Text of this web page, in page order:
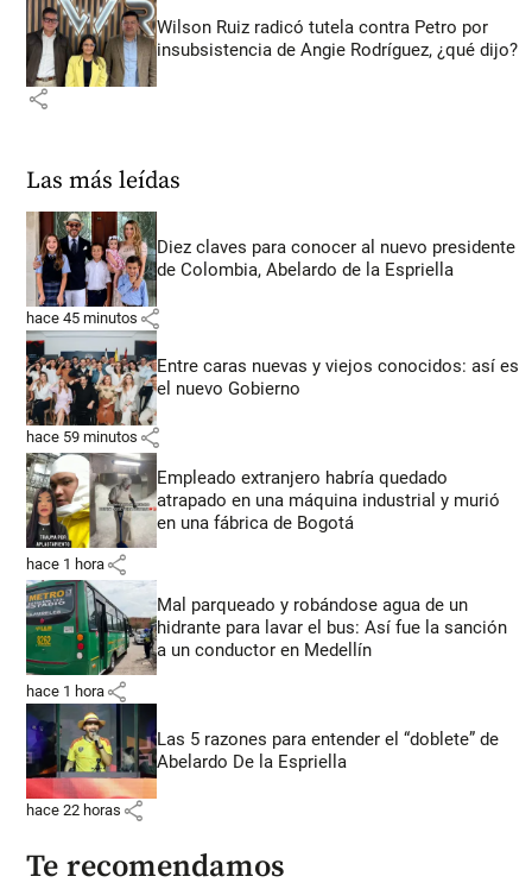
Wilson Ruiz radicó tutela contra Petro por
insubsistencia de Angie Rodríguez, ¿qué dijo?
share
Las más leídas
Diez claves para conocer al nuevo presidente
de Colombia, Abelardo de la Espriella
hace 45 minutos share
Entre caras nuevas y viejos conocidos: así es
el nuevo Gobierno
hace 59 minutos share
Empleado extranjero habría quedado
atrapado en una máquina industrial y murió
en una fábrica de Bogotá
hace 1 hora share
Mal parqueado y robándose agua de un
hidrante para lavar el bus: Así fue la sanción
a un conductor en Medellín
hace 1 hora share
Las 5 razones para entender el “doblete” de
Abelardo De la Espriella
hace 22 horas share
Te recomendamos